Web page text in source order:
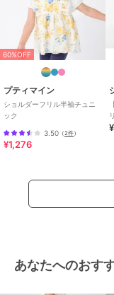
60%OFF
プティマイン
ショルダーフリル半袖チュニ
ック
3.50 （2件）
¥1,276
あなたへのおす